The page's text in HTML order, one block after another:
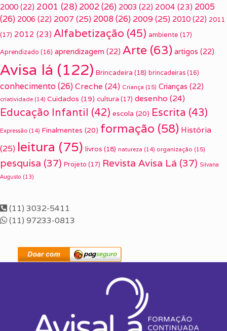
2000 (22) 2001 (28) 2002(26) 2003 (22) 2004 (23) 2005
(26) 2006 (22) 2007 (25) 2008(26) 2009(25) 2010 (22) 2011
(17) 2012 (23) Alfabetização (45) ambiente (17)
Aprendizado (16) aprendizagem (22) Arte (63) artigos (22)
Avisa lá (122) Brincadeira (18) brincadeiras (16)
conhecimento(26) Creche (24) Criança (15) Crianças (22)
criatividade (14) Cuidados (19) cultura (17) desenho (24)
Educação Infantil (42) escola (20) Escrita (43)
Expressão (14) Finalmentes (20) formação (58) História
(25) leitura (75) livros (18) natureza (14) organização (15)
pesquisa (37) Projeto (17) Revista Avisa Lá (37) Silvana
Augusto (13)
(11) 3032-5411
(11) 97233-0813